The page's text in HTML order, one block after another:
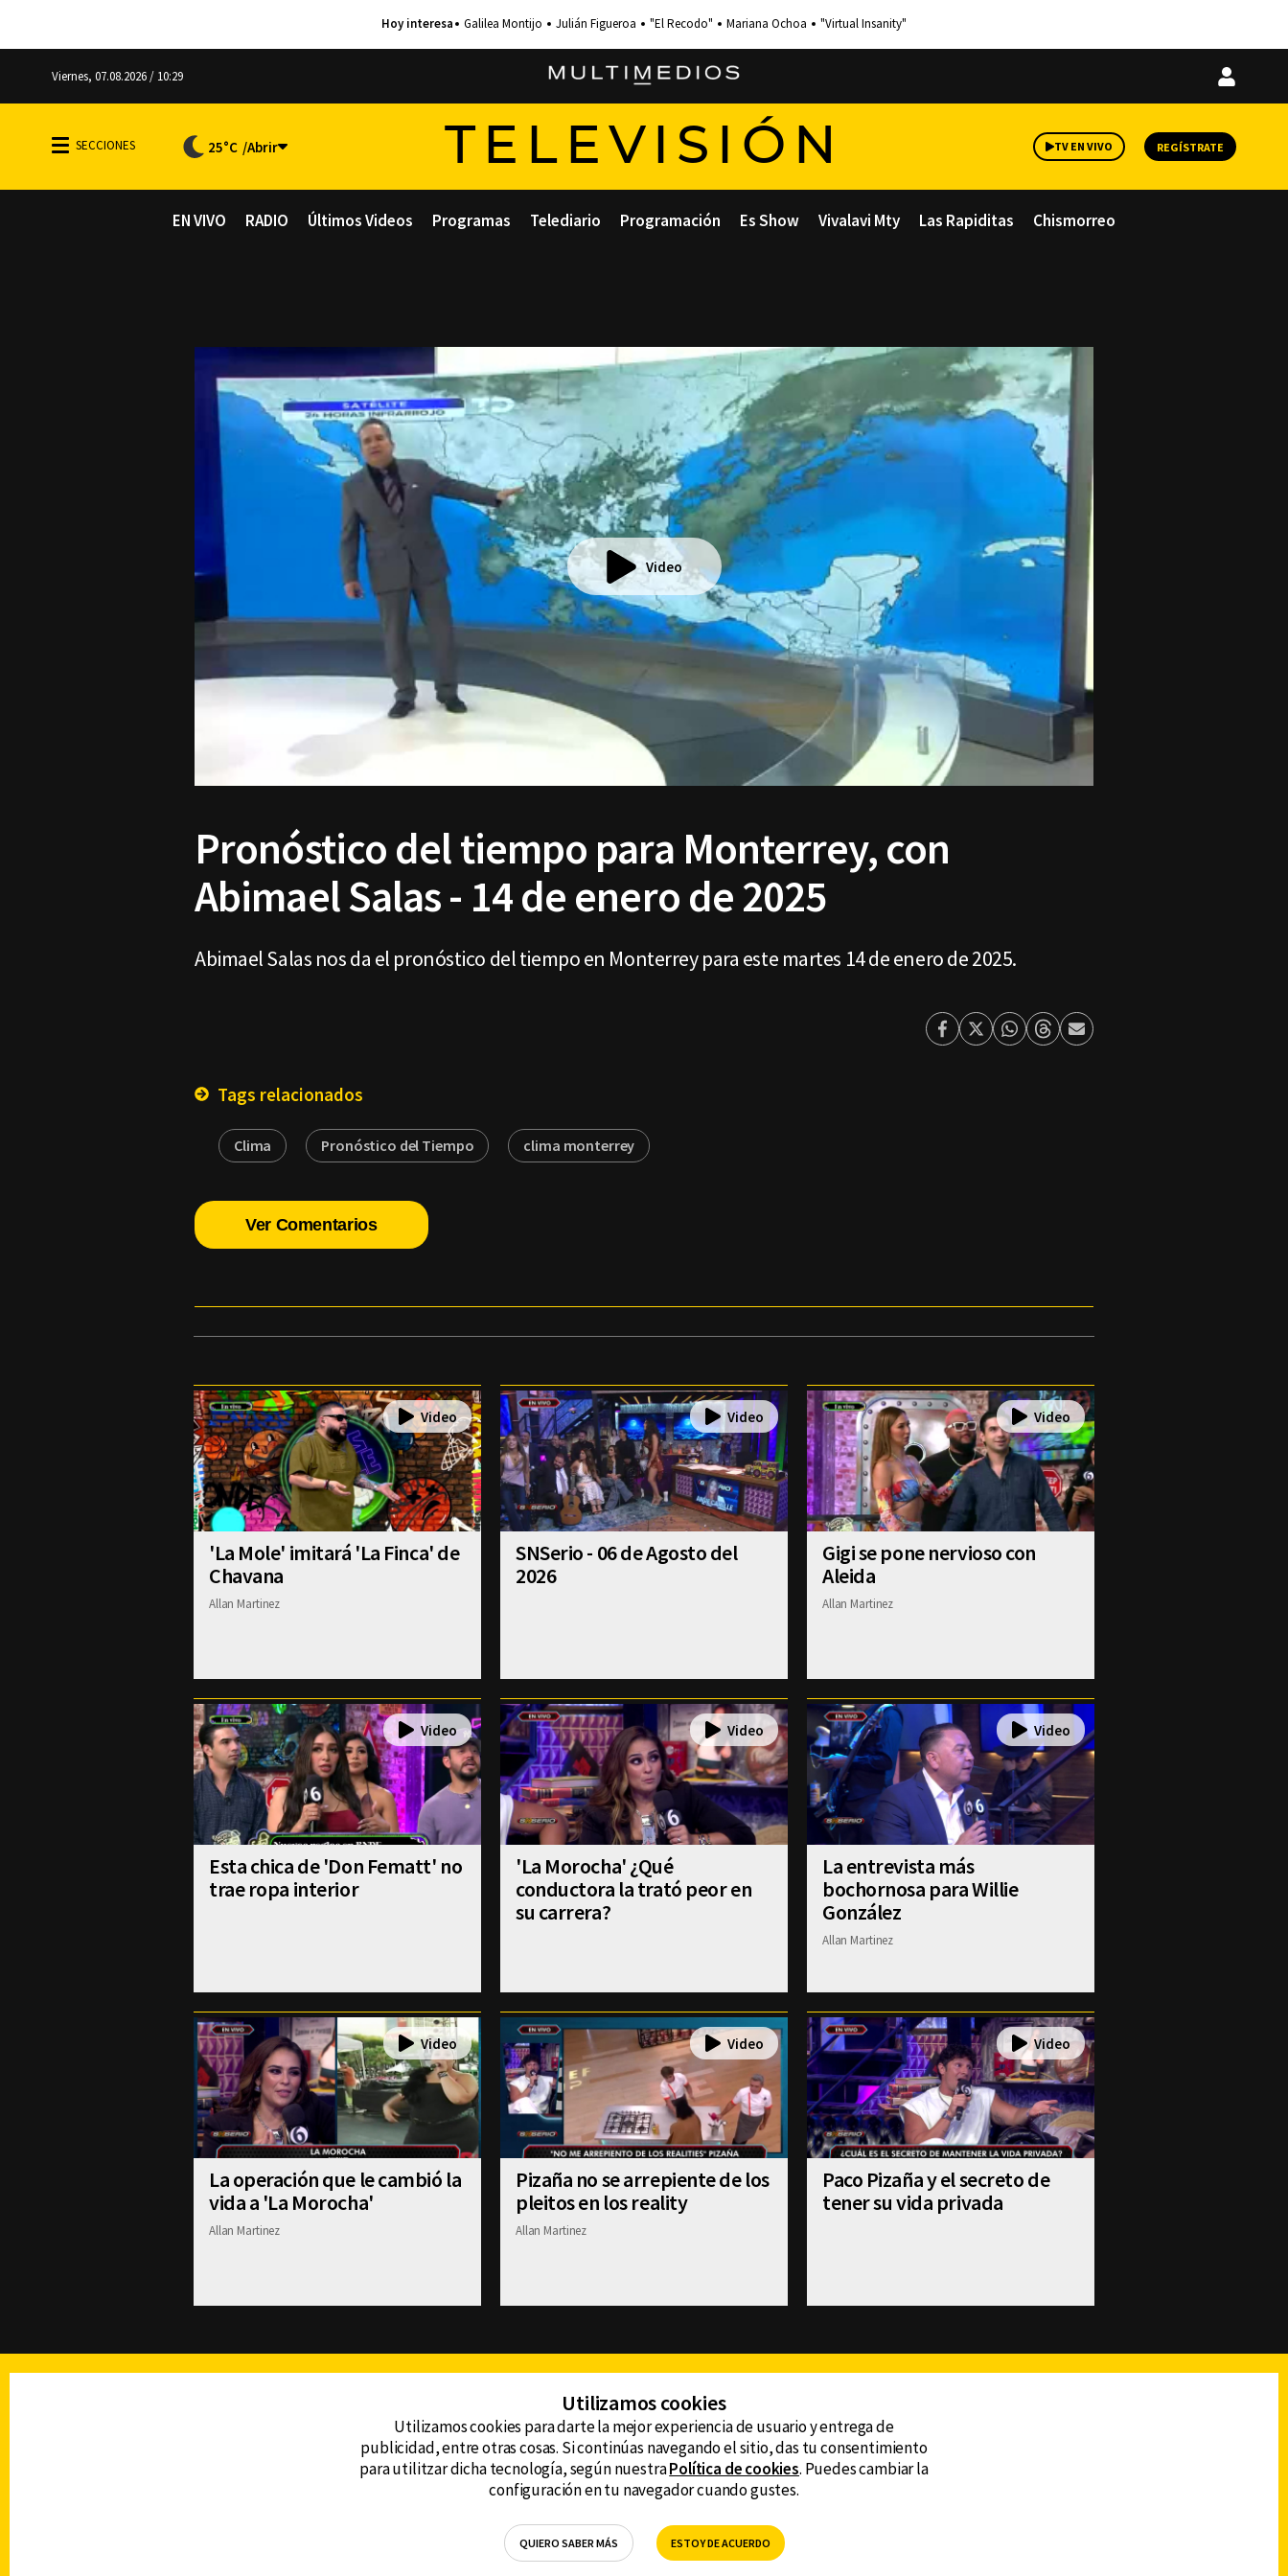
Galilea Montijo Julián Figueroa "El Recodo" Mariana Ochoa "Virtual Insanity"
Viernes, 07.08.2026 / 10:29
Iniciar
25°C TELEVISIÓN TV EN VIVO REGÍSTRATE
EN VIVO RADIO Últimos Videos Programas Telediario Programación Es Show Vivalavi Mty Las Rapiditas Chismorreo
Video
Pronóstico del tiempo para Monterrey, con
Abimael Salas - 14 de enero de 2025
Abimael Salas nos da el pronóstico del tiempo en Monterrey para este martes 14 de enero de 2025.
Facebook
TwitterWhatsapp
ThreadsEnviar
Tags relacionados
Clima Pronóstico del Tiempo clima monterrey
Ver Comentarios
'La Mole' imitará 'La Finca' de
Chavana
Allan Martinez
SNSerio - 06 de Agosto del
2026
Gigi se pone nervioso con
Aleida
Allan Martinez
Esta chica de 'Don Fematt' no
trae ropa interior
'La Morocha' ¿Qué
conductora la trató peor en
su carrera?
La entrevista más
bochornosa para Willie
González
Allan Martinez
La operación que le cambió la
vida a 'La Morocha'
Allan Martinez
Pizaña no se arrepiente de los
pleitos en los reality
Allan Martinez
Paco Pizaña y el secreto de
tener su vida privada
DERECHOS RESERVADOS © CANAL 6 2026
Prohibida la reproducción total o parcial, incluyendo
CONTACTO
AVISO DE PRIVACIDAD
AVISO LEGAL
DEFENSORÍA DE LAS AUDIENCIAS
Utilizamos cookies
Utilizamos cookies para darte la mejor experiencia de usuario y entrega de
publicidad, entre otras cosas. Si continúas navegando el sitio, das tu consentimiento
para utilitzar dicha tecnología, según nuestraPolítica de cookies. Puedes cambiar la
configuración en tu navegador cuando gustes.
QUIERO SABER MÁS ESTOY DE ACUERDO